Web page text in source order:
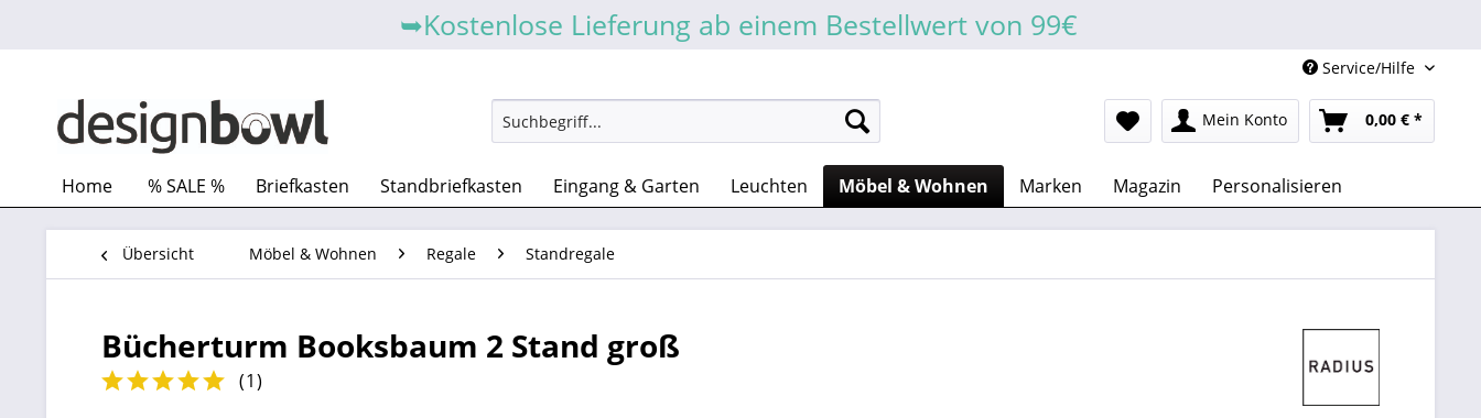
➥Kostenlose Lieferung ab einem Bestellwert von 99€
Service/Hilfe
Mein Konto 0,00 € *
Home % SALE % Briefkasten Standbriefkasten Eingang & Garten Leuchten Möbel & Wohnen Marken Magazin Personalisieren
Übersicht Möbel & Wohnen Regale Standregale
Bücherturm Booksbaum 2 Stand groß
(1)